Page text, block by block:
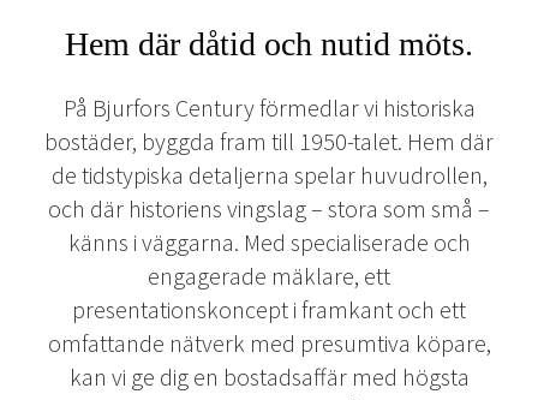
Hem där dåtid och nutid möts.
På Bjurfors Century förmedlar vi historiska
bostäder, byggda fram till 1950-talet. Hem där
de tidstypiska detaljerna spelar huvudrollen,
och där historiens vingslag – stora som små –
känns i väggarna. Med specialiserade och
engagerade mäklare, ett
presentationskoncept i framkant och ett
omfattande nätverk med presumtiva köpare,
kan vi ge dig en bostadsaffär med högsta